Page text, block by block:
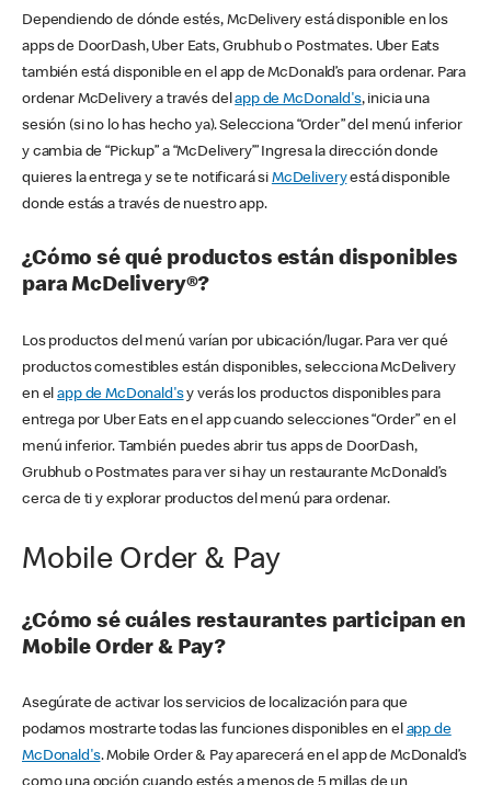
Dependiendo de dónde estés, McDelivery está disponible en los
apps de DoorDash, Uber Eats, Grubhub o Postmates. Uber Eats
también está disponible en el app de McDonald’s para ordenar. Para
ordenar McDelivery a través delapp de McDonald's, inicia una
sesión (si no lo has hecho ya). Selecciona “Order” del menú inferior
y cambia de “Pickup” a “McDelivery’” Ingresa la dirección donde
quieres la entrega y se te notificará si McDeliveryestá disponible
donde estás a través de nuestro app.
¿Cómo sé qué productos están disponibles
para McDelivery®?
Los productos del menú varían por ubicación/lugar. Para ver qué
productos comestibles están disponibles, selecciona McDelivery
en elapp de McDonald'sy verás los productos disponibles para
entrega por Uber Eats en el app cuando selecciones “Order” en el
menú inferior. También puedes abrir tus apps de DoorDash,
Grubhub o Postmates para ver si hay un restaurante McDonald’s
cerca de ti y explorar productos del menú para ordenar.
Mobile Order & Pay
¿Cómo sé cuáles restaurantes participan en
Mobile Order & Pay?
Asegúrate de activar los servicios de localización para que
podamos mostrarte todas las funciones disponibles en el app de
McDonald's. Mobile Order & Pay aparecerá en el app de McDonald’s